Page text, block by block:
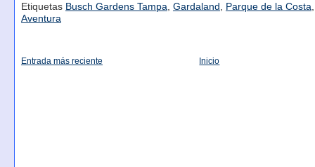
Etiquetas Busch Gardens Tampa Gardaland Parque de la Costa
Aventura
Entrada más reciente Inicio